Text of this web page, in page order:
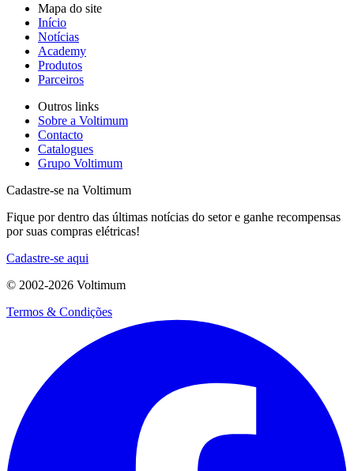
Mapa do site
Início
Notícias
Academy
Produtos
Parceiros
Outros links
Sobre a Voltimum
Contacto
Catalogues
Grupo Voltimum
Cadastre-se na Voltimum
Fique por dentro das últimas notícias do setor e ganhe recompensas
por suas compras elétricas!
Cadastre-se aqui
© 2002-2026 Voltimum
Termos & Condições